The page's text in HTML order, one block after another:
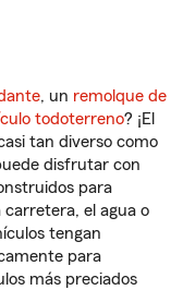
, un remolque de
todoterreno? ¡El
tan diverso como
disfrutar con
para
carretera, el agua o
tengan
para
más preciados